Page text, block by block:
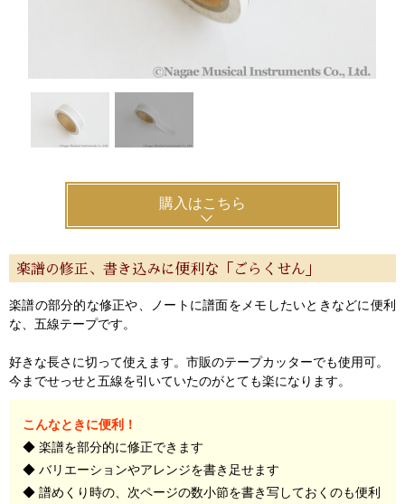
購入はこちら
楽譜の修正、書き込みに便利な「ごらくせん」
楽譜の部分的な修正や、ノートに譜面をメモしたいときなどに便利
な、五線テープです。
好きな長さに切って使えます。市販のテープカッターでも使用可。
今までせっせと五線を引いていたのがとても楽になります。
こんなときに便利！
◆ 楽譜を部分的に修正できます
◆ バリエーションやアレンジを書き足せます
◆ 譜めくり時の、次ページの数小節を書き写しておくのも便利
会社紹介